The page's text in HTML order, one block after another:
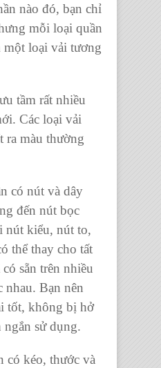
nào đó, bạn chỉ
mỗi loại quần
một loại vải tương
tầm rất nhiều
. Các loại vải
màu thường
có nút và dây
đến nút bọc
nút kiểu, nút to,
thể thay cho tất
có sẵn trên nhiều
nhau. Bạn nên
tốt, không bị hở
ngắn sử dụng.
có kéo, thước và